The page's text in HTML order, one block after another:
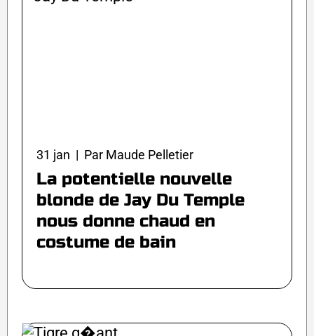
31 jan | Par Maude Pelletier
La potentielle nouvelle
blonde de Jay Du Temple
nous donne chaud en
costume de bain